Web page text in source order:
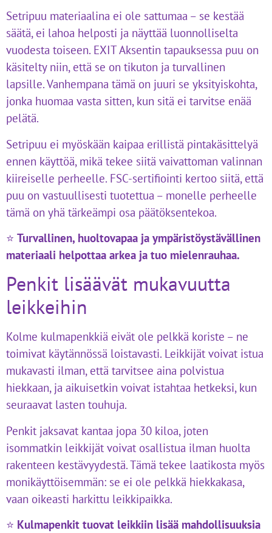
Setripuu materiaalina ei ole sattumaa – se kestää
säätä, ei lahoa helposti ja näyttää luonnolliselta
vuodesta toiseen. EXIT Aksentin tapauksessa puu on
käsitelty niin, että se on tikuton ja turvallinen
lapsille. Vanhempana tämä on juuri se yksityiskohta,
jonka huomaa vasta sitten, kun sitä ei tarvitse enää
pelätä.
Setripuu ei myöskään kaipaa erillistä pintakäsittelyä
ennen käyttöä, mikä tekee siitä vaivattoman valinnan
kiireiselle perheelle. FSC-sertifiointi kertoo siitä, että
puu on vastuullisesti tuotettua – monelle perheelle
tämä on yhä tärkeämpi osa päätöksentekoa.
⭐ Turvallinen, huoltovapaa ja ympäristöystävällinen
materiaali helpottaa arkea ja tuo mielenrauhaa.
Penkit lisäävät mukavuutta
leikkeihin
Kolme kulmapenkkiä eivät ole pelkkä koriste – ne
toimivat käytännössä loistavasti. Leikkijät voivat istua
mukavasti ilman, että tarvitsee aina polvistua
hiekkaan, ja aikuisetkin voivat istahtaa hetkeksi, kun
seuraavat lasten touhuja.
Penkit jaksavat kantaa jopa 30 kiloa, joten
isommatkin leikkijät voivat osallistua ilman huolta
rakenteen kestävyydestä. Tämä tekee laatikosta myös
monikäyttöisemmän: se ei ole pelkkä hiekkakasa,
vaan oikeasti harkittu leikkipaikka.
⭐ Kulmapenkit tuovat leikkiin lisää mahdollisuuksia